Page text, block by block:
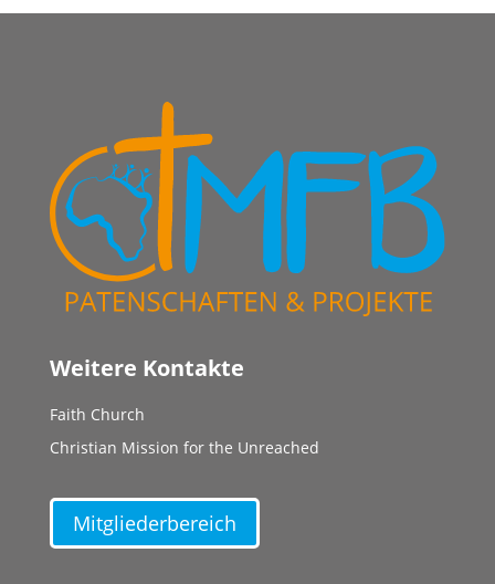
Weitere Kontakte
Faith Church
Christian Mission for the Unreached
Mitgliederbereich